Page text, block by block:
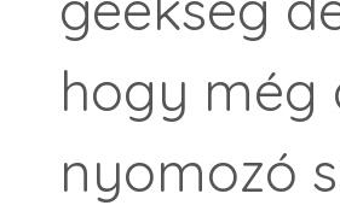
hogy még
nyomozó